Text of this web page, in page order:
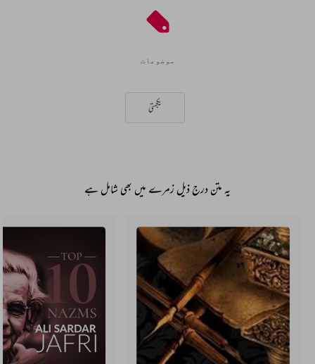
موضوعات
یکجہتی
یہ متن درج ذیل زمرے میں بھی شامل ہے